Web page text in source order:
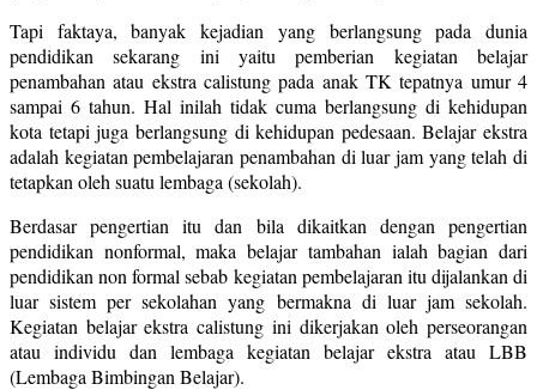
Tapi faktaya, banyak kejadian yang berlangsung pada dunia
pendidikan sekarang ini yaitu pemberian kegiatan belajar
penambahan atau ekstra calistung pada anak TK tepatnya umur 4
sampai 6 tahun. Hal inilah tidak cuma berlangsung di kehidupan
kota tetapi juga berlangsung di kehidupan pedesaan. Belajar ekstra
adalah kegiatan pembelajaran penambahan di luar jam yang telah di
tetapkan oleh suatu lembaga (sekolah).
Berdasar pengertian itu dan bila dikaitkan dengan pengertian
pendidikan nonformal, maka belajar tambahan ialah bagian dari
pendidikan non formal sebab kegiatan pembelajaran itu dijalankan di
luar sistem per sekolahan yang bermakna di luar jam sekolah.
Kegiatan belajar ekstra calistung ini dikerjakan oleh perseorangan
atau individu dan lembaga kegiatan belajar ekstra atau LBB
(Lembaga Bimbingan Belajar).